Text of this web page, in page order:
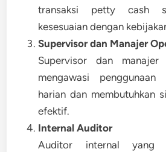
transaksi petty cash
kesesuaian dengan
Supervisor dan Manajer
Supervisor dan manajer
mengawasi penggunaan
harian dan membutuhkan
efektif.
Internal Auditor
Auditor internal yang